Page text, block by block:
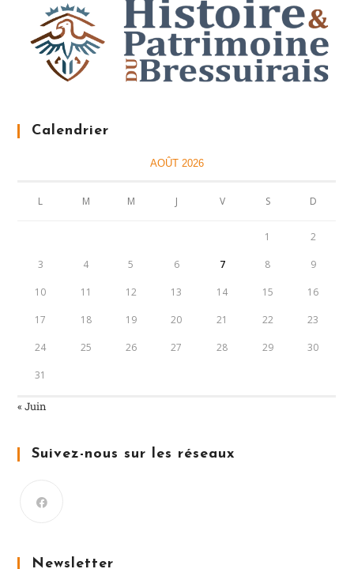
Calendrier
AOÛT 2026
L M M J V S D
1 2
3 4 5 6 7 8 9
10 11 12 13 14 15 16
17 18 19 20 21 22 23
24 25 26 27 28 29 30
31
« Juin
Suivez-nous sur les réseaux
Newsletter